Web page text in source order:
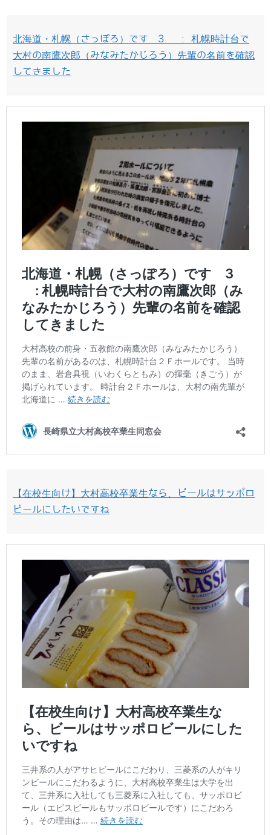
北海道・札幌（さっぽろ）です 3 : 札幌時計台で
大村の南鷹次郎（みなみたかじろう）先輩の名前を確認
してきました
【在校生向け】大村高校卒業生なら、ビールはサッポロ
ビールにしたいですね